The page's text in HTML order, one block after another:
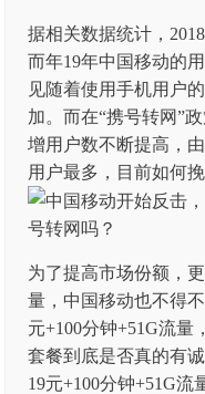
据相关数据统计，
而年19年中国移动的
见随着使用手机用户
加。而在“携号转网”
增用户数不断提高，
用户最多，目前如何
为了提高市场份额，
量，中国移动也不得
元+100分钟+51G流
套餐到底是否真的有诚
19元+100分钟+51G